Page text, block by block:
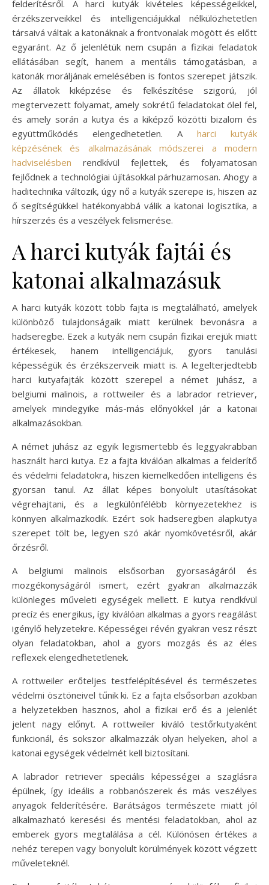
felderítésről. A harci kutyák kivételes képességeikkel,
érzékszerveikkel és intelligenciájukkal nélkülözhetetlen
társaivá váltak a katonáknak a frontvonalak mögött és előtt
egyaránt. Az ő jelenlétük nem csupán a fizikai feladatok
ellátásában segít, hanem a mentális támogatásban, a
katonák moráljának emelésében is fontos szerepet játszik.
Az állatok kiképzése és felkészítése szigorú, jól
megtervezett folyamat, amely sokrétű feladatokat ölel fel,
és amely során a kutya és a kiképző közötti bizalom és
együttműködés elengedhetetlen. A harci kutyák
képzésének és alkalmazásának módszerei a modern
hadviselésben rendkívül fejlettek, és folyamatosan
fejlődnek a technológiai újításokkal párhuzamosan. Ahogy a
haditechnika változik, úgy nő a kutyák szerepe is, hiszen az
ő segítségükkel hatékonyabbá válik a katonai logisztika, a
hírszerzés és a veszélyek felismerése.
A harci kutyák fajtái és
katonai alkalmazásuk
A harci kutyák között több fajta is megtalálható, amelyek
különböző tulajdonságaik miatt kerülnek bevonásra a
hadseregbe. Ezek a kutyák nem csupán fizikai erejük miatt
értékesek, hanem intelligenciájuk, gyors tanulási
képességük és érzékszerveik miatt is. A legelterjedtebb
harci kutyafajták között szerepel a német juhász, a
belgiumi malinois, a rottweiler és a labrador retriever,
amelyek mindegyike más-más előnyökkel jár a katonai
alkalmazásokban.
A német juhász az egyik legismertebb és leggyakrabban
használt harci kutya. Ez a fajta kiválóan alkalmas a felderítő
és védelmi feladatokra, hiszen kiemelkedően intelligens és
gyorsan tanul. Az állat képes bonyolult utasításokat
végrehajtani, és a legkülönfélébb környezetekhez is
könnyen alkalmazkodik. Ezért sok hadseregben alapkutya
szerepet tölt be, legyen szó akár nyomkövetésről, akár
őrzésről.
A belgiumi malinois elsősorban gyorsaságáról és
mozgékonyságáról ismert, ezért gyakran alkalmazzák
különleges műveleti egységek mellett. E kutya rendkívül
precíz és energikus, így kiválóan alkalmas a gyors reagálást
igénylő helyzetekre. Képességei révén gyakran vesz részt
olyan feladatokban, ahol a gyors mozgás és az éles
reflexek elengedhetetlenek.
A rottweiler erőteljes testfelépítésével és természetes
védelmi ösztöneivel tűnik ki. Ez a fajta elsősorban azokban
a helyzetekben hasznos, ahol a fizikai erő és a jelenlét
jelent nagy előnyt. A rottweiler kiváló testőrkutyaként
funkcionál, és sokszor alkalmazzák olyan helyeken, ahol a
katonai egységek védelmét kell biztosítani.
A labrador retriever speciális képességei a szaglásra
épülnek, így ideális a robbanószerek és más veszélyes
anyagok felderítésére. Barátságos természete miatt jól
alkalmazható keresési és mentési feladatokban, ahol az
emberek gyors megtalálása a cél. Különösen értékes a
nehéz terepen vagy bonyolult körülmények között végzett
műveleteknél.